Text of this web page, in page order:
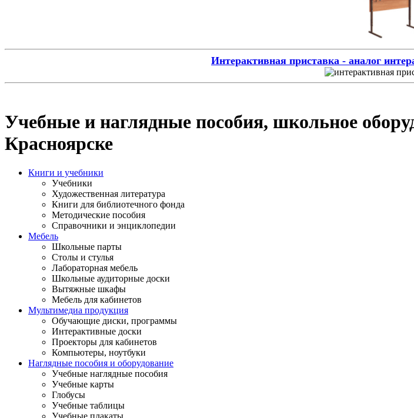
Интерактивная приставка - аналог
Учебные и наглядные пособия, школьное
Красноярске
Книги и учебники
Учебники
Художественная литература
Книги для библиотечного фонда
Методические пособия
Справочники и энциклопедии
Мебель
Школьные парты
Столы и стулья
Лабораторная мебель
Школьные аудиторные доски
Вытяжные шкафы
Мебель для кабинетов
Мультимедиа продукция
Обучающие диски, программы
Интерактивные доски
Проекторы для кабинетов
Компьютеры, ноутбуки
Наглядные пособия и оборудование
Учебные наглядные пособия
Учебные карты
Глобусы
Учебные таблицы
Учебные плакаты